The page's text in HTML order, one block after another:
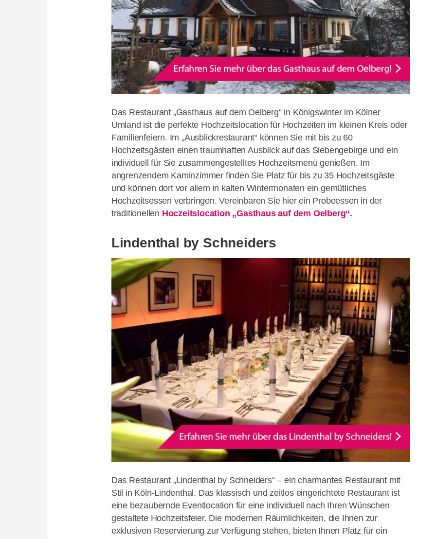
Das Restaurant „Gasthaus auf dem Oelberg“ in Königswinter im Kölner
Umland ist die perfekte Hochzeitslocation für Hochzeiten im kleinen Kreis oder
Familienfeiern. Im „Ausblickrestaurant“ können Sie mit bis zu 60
Hochzeitsgästen einen traumhaften Ausblick auf das Siebengebirge und ein
individuell für Sie zusammengestelltes Hochzeitsmenü genießen. Im
angrenzendem Kaminzimmer finden Sie Platz für bis zu 35 Hochzeitsgäste
und können dort vor allem in kalten Wintermonaten ein gemütliches
Hochzeitsessen verbringen. Vereinbaren Sie hier ein Probeessen in der
traditionellen Hoczeitslocation „Gasthaus auf dem Oelberg“.
Lindenthal by Schneiders
Das Restaurant „Lindenthal by Schneiders“ – ein charmantes Restaurant mit
Stil in Köln-Lindenthal. Das klassisch und zeitlos eingerichtete Restaurant ist
eine bezaubernde Eventlocation für eine individuell nach Ihren Wünschen
gestaltete Hochzeitsfeier. Die modernen Räumlichkeiten, die Ihnen zur
exklusiven Reservierung zur Verfügung stehen, bieten Ihnen Platz für ein